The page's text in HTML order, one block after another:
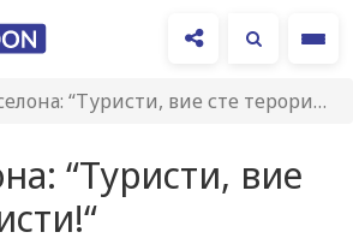
“Туристи, вие сте терористи!“
“Туристи, вие